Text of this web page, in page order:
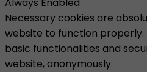
Always Enabled
Necessary cookies are
website to function properly.
basic functionalities and
website, anonymously.